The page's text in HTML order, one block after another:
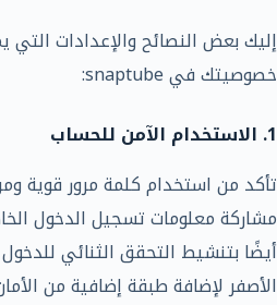
إليك بعض النصائح والإعدادات التي
خصوصيتك في snaptube:
1. الاستخدام الآمن للحساب
تأكد من استخدام كلمة مرور قوية
مشاركة معلومات تسجيل الدخول
أيضًا بتنشيط التحقق الثنائي
الأصفر لإضافة طبقة إضافية من